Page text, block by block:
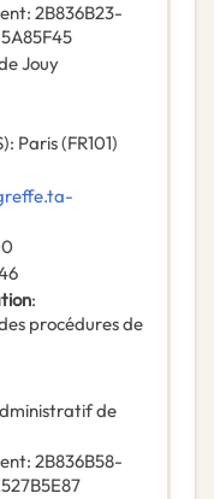
: 2B836B23-
Jouy
: Paris(FR101)
:
procédures de
de
: 2B836B58-